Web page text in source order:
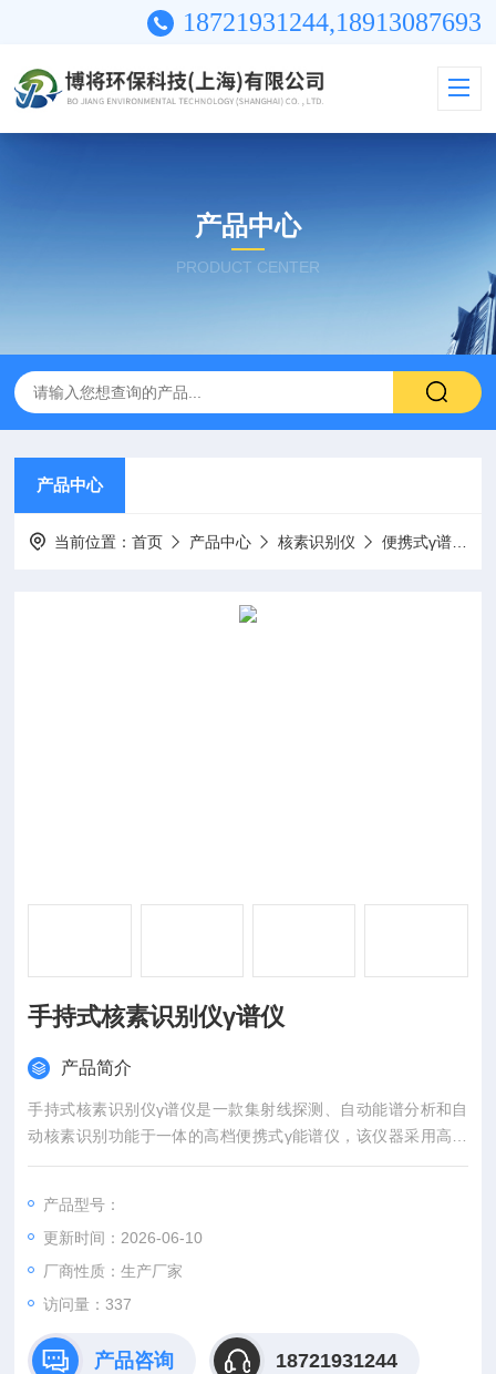
18721931244,18913087693
产品中心
PRODUCT CENTER
产品中心
当前位置：首页 产品中心 核素识别仪 便携式γ谱仪
手持式核素识别仪γ谱仪
产品简介
手持式核素识别仪γ谱仪是一款集射线探测、自动能谱分析和自
动核素识别功能于一体的高档便携式γ能谱仪，该仪器采用高灵
敏度闪烁晶体探测器及低噪声光电倍增管，具有很高的探测效
产品型号：
更新时间：2026-06-10
厂商性质：生产厂家
访问量：337
产品咨询 18721931244